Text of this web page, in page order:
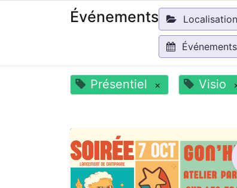
Événements Localisation
Présentiel × Visio